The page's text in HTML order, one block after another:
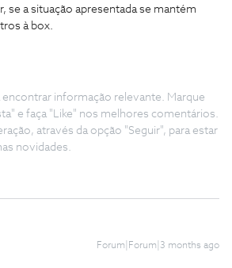
se a situação apresentada se mantém
à box.
encontrar informação relevante. Marque
e faça "Like" nos melhores comentários.
através da opção "Seguir", para estar
novidades.
Forum|Forum|3 months ago